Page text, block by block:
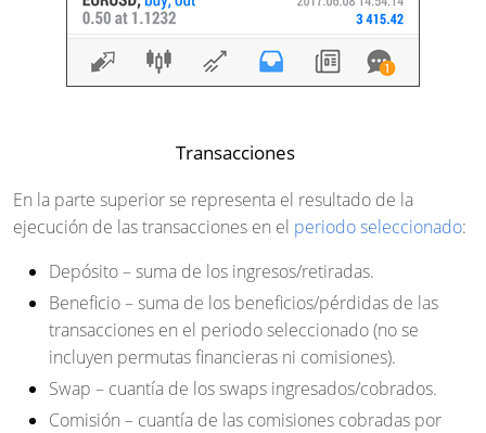
Transacciones
En la parte superior se representa el resultado de la
ejecución de las transacciones en el periodo seleccionado:
Depósito– suma de los ingresos/retiradas.
Beneficio– suma de los beneficios/pérdidas de las
transacciones en el periodo seleccionado (no se
incluyen permutas financieras ni comisiones).
Swap – cuantía de los swaps ingresados/cobrados.
Comisión – cuantía de las comisiones cobradas por